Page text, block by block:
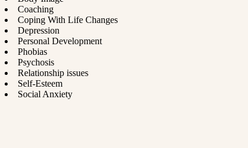
Coaching
Coping With Life Changes
Depression
Personal Development
Phobias
Psychosis
Relationship issues
Self-Esteem
Social Anxiety